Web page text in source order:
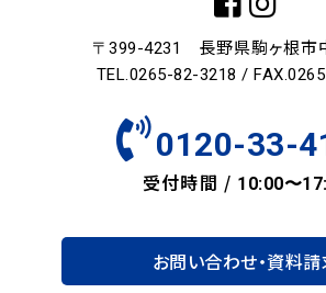
〒399-4231 長野県駒ヶ根市
TEL.0265-82-3218 /
0120-33-
受付時間 / 10:00〜
お問い合わせ・資料請